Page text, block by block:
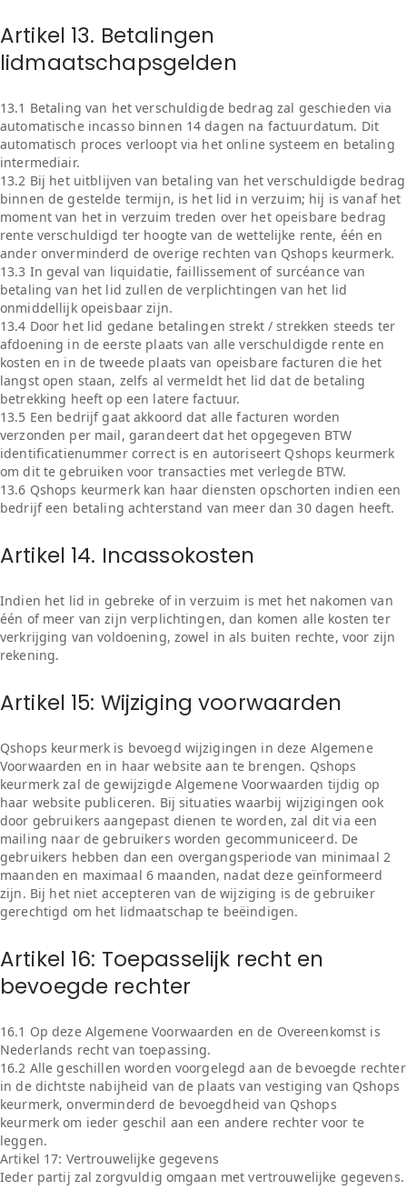
Artikel 13. Betalingen
lidmaatschapsgelden
13.1 Betaling van het verschuldigde bedrag zal geschieden via
automatische incasso binnen 14 dagen na factuurdatum. Dit
automatisch proces verloopt via het online systeem en betaling
intermediair.
13.2 Bij het uitblijven van betaling van het verschuldigde bedrag
binnen de gestelde termijn, is het lid in verzuim; hij is vanaf het
moment van het in verzuim treden over het opeisbare bedrag
rente verschuldigd ter hoogte van de wettelijke rente, één en
ander onverminderd de overige rechten van Qshops keurmerk.
13.3 In geval van liquidatie, faillissement of surcéance van
betaling van het lid zullen de verplichtingen van het lid
onmiddellijk opeisbaar zijn.
13.4 Door het lid gedane betalingen strekt / strekken steeds ter
afdoening in de eerste plaats van alle verschuldigde rente en
kosten en in de tweede plaats van opeisbare facturen die het
langst open staan, zelfs al vermeldt het lid dat de betaling
betrekking heeft op een latere factuur.
13.5 Een bedrijf gaat akkoord dat alle facturen worden
verzonden per mail, garandeert dat het opgegeven BTW
identificatienummer correct is en autoriseert Qshops keurmerk
om dit te gebruiken voor transacties met verlegde BTW.
13.6 Qshops keurmerk kan haar diensten opschorten indien een
bedrijf een betaling achterstand van meer dan 30 dagen heeft.
Artikel 14. Incassokosten
Indien het lid in gebreke of in verzuim is met het nakomen van
één of meer van zijn verplichtingen, dan komen alle kosten ter
verkrijging van voldoening, zowel in als buiten rechte, voor zijn
rekening.
Artikel 15: Wijziging voorwaarden
Qshops keurmerk is bevoegd wijzigingen in deze Algemene
Voorwaarden en in haar website aan te brengen. Qshops
keurmerk zal de gewijzigde Algemene Voorwaarden tijdig op
haar website publiceren. Bij situaties waarbij wijzigingen ook
door gebruikers aangepast dienen te worden, zal dit via een
mailing naar de gebruikers worden gecommuniceerd. De
gebruikers hebben dan een overgangsperiode van minimaal 2
maanden en maximaal 6 maanden, nadat deze geïnformeerd
zijn. Bij het niet accepteren van de wijziging is de gebruiker
gerechtigd om het lidmaatschap te beëindigen.
Artikel 16: Toepasselijk recht en
bevoegde rechter
16.1 Op deze Algemene Voorwaarden en de Overeenkomst is
Nederlands recht van toepassing.
16.2 Alle geschillen worden voorgelegd aan de bevoegde rechter
in de dichtste nabijheid van de plaats van vestiging van Qshops
keurmerk, onverminderd de bevoegdheid van Qshops
keurmerk om ieder geschil aan een andere rechter voor te
leggen.
Artikel 17: Vertrouwelijke gegevens
Ieder partij zal zorgvuldig omgaan met vertrouwelijke gegevens.